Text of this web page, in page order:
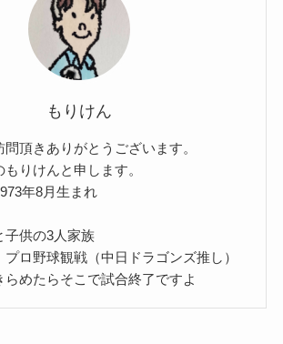
もりけん
頂きありがとうございます。
りけんと申します。
年8月生まれ
子供の3人家族
ロ野球観戦（中日ドラゴンズ推し）
らめたらそこで試合終了ですよ